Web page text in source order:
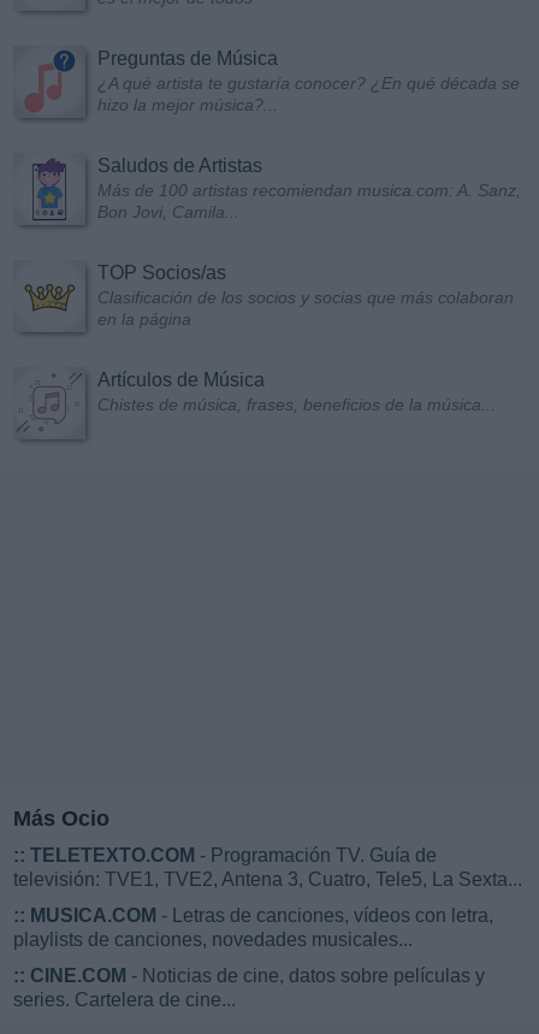
Preguntas de Música
¿A qué artista te gustaría conocer? ¿En qué década se
hizo la mejor música?...
Saludos de Artistas
Más de 100 artistas recomiendan musica.com: A. Sanz,
Bon Jovi, Camila...
TOP Socios/as
Clasificación de los socios y socias que más colaboran
en la página
Artículos de Música
Chistes de música, frases, beneficios de la música...
Más Ocio
:: TELETEXTO.COM - Programación TV. Guía de
televisión: TVE1, TVE2, Antena 3, Cuatro, Tele5, La Sexta...
:: MUSICA.COM - Letras de canciones, vídeos con letra,
playlists de canciones, novedades musicales...
:: CINE.COM - Noticias de cine, datos sobre películas y
series. Cartelera de cine...